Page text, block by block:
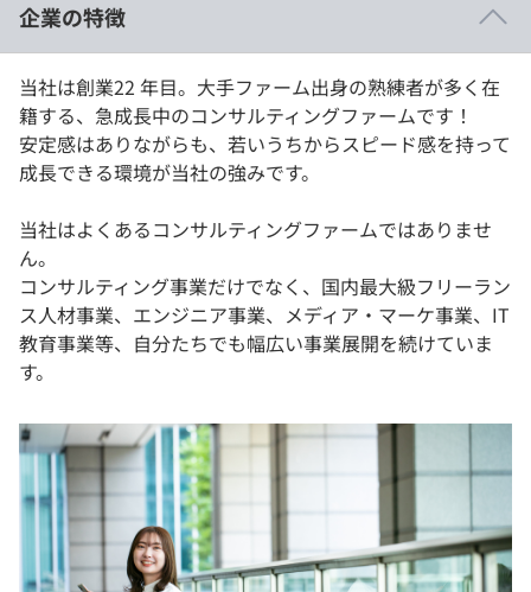
個人向けプラン
法人向けプラン
学校向けプラン
企業の特徴
当社は創業22 年目。大手ファーム出身の熟練者が多く在
籍する、急成長中のコンサルティングファームです！
安定感はありながらも、若いうちからスピード感を持って
成長できる環境が当社の強みです。
当社はよくあるコンサルティングファームではありませ
ん。
コンサルティング事業だけでなく、国内最大級フリーラン
ス人材事業、エンジニア事業、メディア・マーケ事業、IT
教育事業等、自分たちでも幅広い事業展開を続けていま
す。